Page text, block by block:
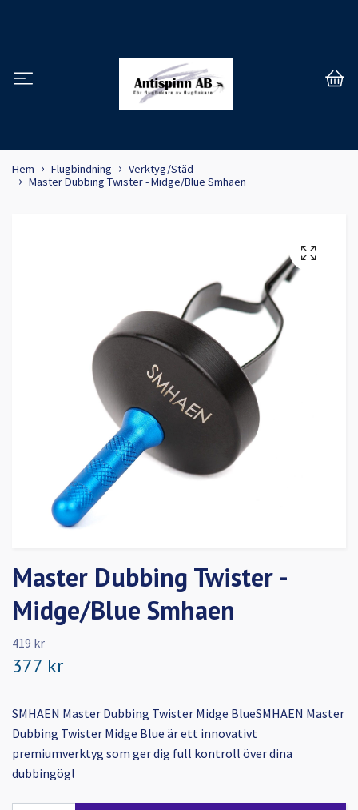
Hem Flugbindning
Verktyg/Städ
Master Dubbing Twister - Midge/Blue Smhaen
Master Dubbing Twister -
Midge/Blue Smhaen
419 kr
377 kr
SMHAEN Master Dubbing Twister Midge BlueSMHAEN Master
Dubbing Twister Midge Blue är ett innovativt
premiumverktyg som ger dig full kontroll över dina
dubbingögl